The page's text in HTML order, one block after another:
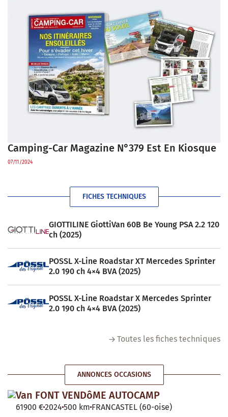
Camping-Car Magazine N°379 Est En Kiosque
07/11/2024
FICHES TECHNIQUES
GIOTTILINE GiottiVan 60B Be Young PSA 2.2 120
ch (2025)
POSSL X-Line Roadstar XT Mercedes Sprinter
2.0 190 ch 4×4 BVA (2025)
POSSL X-Line Roadstar X Mercedes Sprinter
2.0 190 ch 4×4 BVA (2025)
Toutes les fiches techniques
ANNONCES OCCASIONS
Van FONT VENDôME AUTOCAMP
61900 €2024 500 km FRANCASTEL (60-oise)